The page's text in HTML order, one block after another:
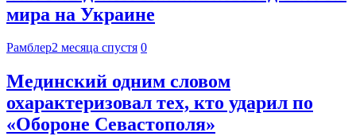
мира на Украине
Рамблер2 месяца спустя 0
Мединский одним словом
охарактеризовал тех, кто ударил по
«Обороне Севастополя»